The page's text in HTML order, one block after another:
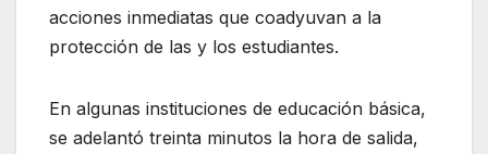
acciones inmediatas que coadyuvan a la
protección de las y los estudiantes.
En algunas instituciones de educación básica,
se adelantó treinta minutos la hora de salida,